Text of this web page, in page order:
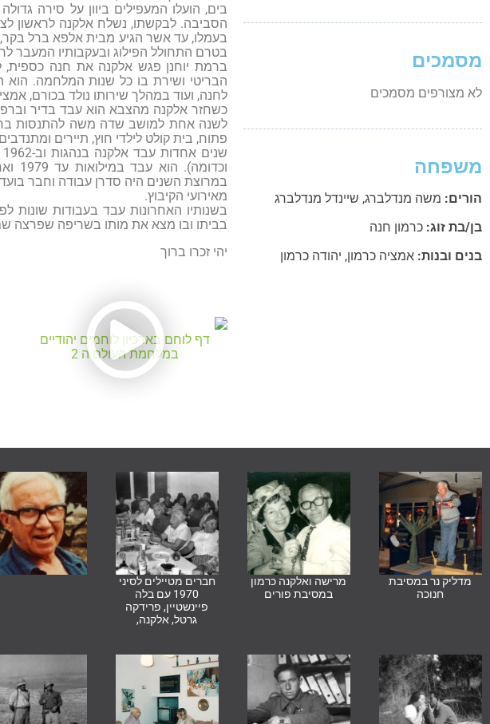
מסמכים
לא מצורפים מסמכים
משפחה
הורים: משה מנדלברג, שיינדל מנדלברג
בן/בת זוג: כרמון חנה
בנים ובנות: אמציה כרמון, יהודה כרמון
בים, הועלו המעפילים ביוון על סירה
הסביבה. לבקשתו, נשלח אלקנה לראשון
בעמלו, עד אשר הגיע מבית אלפא ברל בקר,
בטרם התחולל הפילוג ובעקבותיו המעבר לרמת
ברמת יוחנן פגש אלקנה את חנה כספית,
לחנה, ועוד במהלך שירותו נולד בכורם,
לשנה אחת למושב שדה משה להתנסות
פתוח, בית קולט לילדי חוץ, תיירים
במרוצת השנים היה סדרן עבודה וחבר
מאירועי הקיבוץ.
בשנותיו האחרונות עבד בעבודות שונות
בביתו ובו מצא את מותו בשריפה שפרצה
יהי זכרו ברוך
דף לוחם בארכיון לוחמים יהודיים
במלחמת העולם ה 2
מדליק נר במסיבת
חנוכה
מרישה ואלקנה כרמון
במסיבת פורים
חברים מטיילים לסיני
1970 עם בלה
פיינשטיין, פרידקה
גרטל, אלקנה,